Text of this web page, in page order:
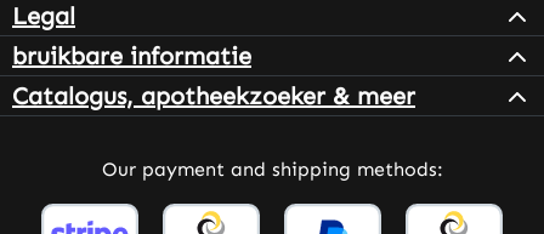
Legal
bruikbare informatie
Catalogus, apotheekzoeker & meer
Our payment and shipping methods: